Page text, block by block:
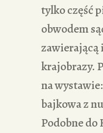
tylko część
obwodem
krajobrazy.
na
bajkowa z
Podobne do